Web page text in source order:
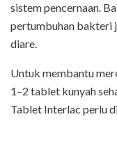
sistem pencernaan.
pertumbuhan bakteri
diare.
Untuk membantu
1–2 tablet kunyah
Tablet Interlac perlu